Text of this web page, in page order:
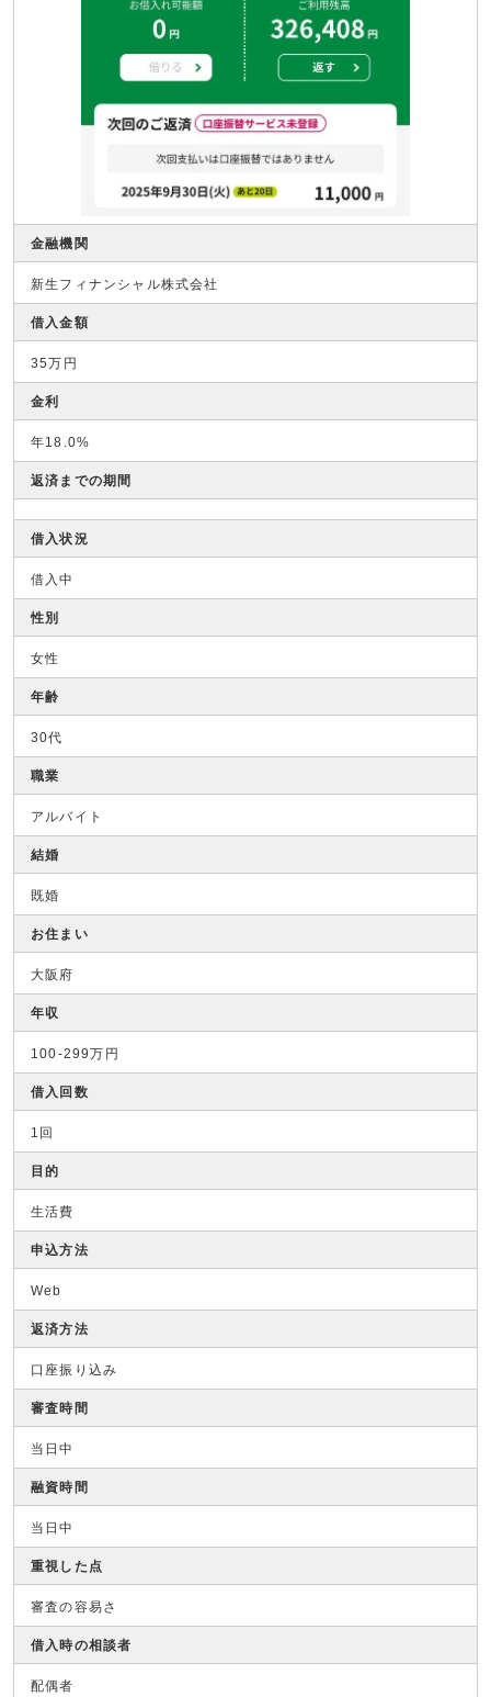
金融機関
新生フィナンシャル株式会社
借入金額
35万円
金利
年18.0%
返済までの期間
借入状況
借入中
性別
女性
年齢
30代
職業
アルバイト
結婚
既婚
お住まい
大阪府
年収
100-299万円
借入回数
1回
目的
生活費
申込方法
Web
返済方法
口座振り込み
審査時間
当日中
融資時間
当日中
重視した点
審査の容易さ
借入時の相談者
配偶者